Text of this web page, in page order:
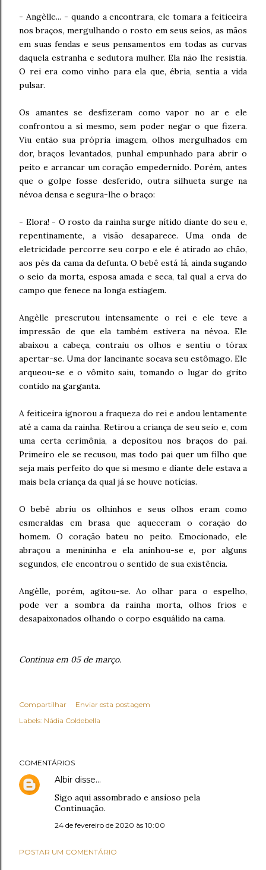
- Angèlle... - quando a encontrara, ele tomara a feiticeira
nos braços, mergulhando o rosto em seus seios, as mãos
em suas fendas e seus pensamentos em todas as curvas
daquela estranha e sedutora mulher. Ela não lhe resistia.
O rei era como vinho para ela que, ébria, sentia a vida
pulsar.
Os amantes se desfizeram como vapor no ar e ele
confrontou a si mesmo, sem poder negar o que fizera.
Viu então sua própria imagem, olhos mergulhados em
dor, braços levantados, punhal empunhado para abrir o
peito e arrancar um coração empedernido. Porém, antes
que o golpe fosse desferido, outra silhueta surge na
névoa densa e segura-lhe o braço:
- Elora! - O rosto da rainha surge nítido diante do seu e,
repentinamente, a visão desaparece. Uma onda de
eletricidade percorre seu corpo e ele é atirado ao chão,
aos pés da cama da defunta. O bebê está lá, ainda sugando
o seio da morta, esposa amada e seca, tal qual a erva do
campo que fenece na longa estiagem.
Angèlle prescrutou intensamente o rei e ele teve a
impressão de que ela também estivera na névoa. Ele
abaixou a cabeça, contraiu os olhos e sentiu o tórax
apertar-se. Uma dor lancinante socava seu estômago. Ele
arqueou-se e o vômito saiu, tomando o lugar do grito
contido na garganta.
A feiticeira ignorou a fraqueza do rei e andou lentamente
até a cama da rainha. Retirou a criança de seu seio e, com
uma certa cerimônia, a depositou nos braços do pai.
Primeiro ele se recusou, mas todo pai quer um filho que
seja mais perfeito do que si mesmo e diante dele estava a
mais bela criança da qual já se houve notícias.
O bebê abriu os olhinhos e seus olhos eram como
esmeraldas em brasa que aqueceram o coração do
homem. O coração bateu no peito. Emocionado, ele
abraçou a menininha e ela aninhou-se e, por alguns
segundos, ele encontrou o sentido de sua existência.
Angèlle, porém, agitou-se. Ao olhar para o espelho,
pode ver a sombra da rainha morta, olhos frios e
desapaixonados olhando o corpo esquálido na cama.
Continua em 05 de março.
Compartilhar
Enviar esta postagem
Labels: Nádia Coldebella
COMENTÁRIOS
Albir disse…
Sigo aqui assombrado e ansioso pela
Continuação.
24 de fevereiro de 2020 às 10:00
POSTAR UM COMENTÁRIO